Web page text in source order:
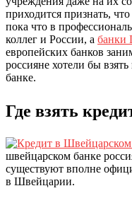
приходится признать,
пока что в
коллег и России, а банки
европейских банков
россияне хотели бы
банке.
Где взять
швейцарском банке
существуют вполне
в Швейцарии.